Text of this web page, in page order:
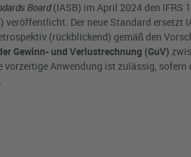
Board(IASB) im April 2024 den IFRS
Der neue Standard ersetzt
(rückblickend) gemäß den
Gewinn- und Verlustrechnung (GuV)
Anwendung ist zulässig, sofern